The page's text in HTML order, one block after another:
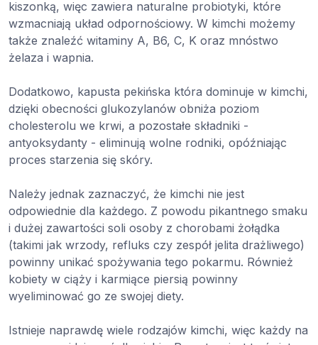
kiszonką, więc zawiera naturalne probiotyki, które
wzmacniają układ odpornościowy. W kimchi możemy
także znaleźć witaminy A, B6, C, K oraz mnóstwo
żelaza i wapnia.
Dodatkowo, kapusta pekińska która dominuje w kimchi,
dzięki obecności glukozylanów obniża poziom
cholesterolu we krwi, a pozostałe składniki -
antyoksydanty - eliminują wolne rodniki, opóźniając
proces starzenia się skóry.
Należy jednak zaznaczyć, że kimchi nie jest
odpowiednie dla każdego. Z powodu pikantnego smaku
i dużej zawartości soli osoby z chorobami żołądka
(takimi jak wrzody, refluks czy zespół jelita drażliwego)
powinny unikać spożywania tego pokarmu. Również
kobiety w ciąży i karmiące piersią powinny
wyeliminować go ze swojej diety.
Istnieje naprawdę wiele rodzajów kimchi, więc każdy na